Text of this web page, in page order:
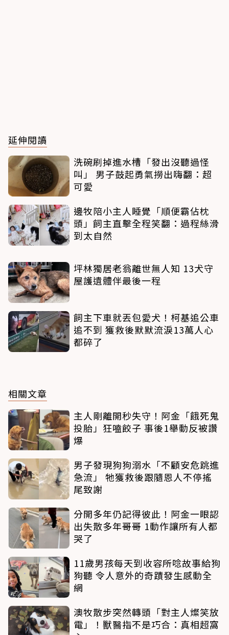
延伸閱讀
洗碗刷掉進水槽「發出沒聽過怪
叫」 男子鼓起勇氣撈出嗨翻：超
可愛
邊牧陪小主人睡覺「順便霸佔枕
頭」飼主直擊全程笑翻：過程絲滑
到太自然
坪林獨居老翁離世無人知 13犬守
屋護遺體伴最後一程
飼主下車就丟包愛犬！柯基追公車
追不到 獲救後默默流淚13萬人心
都碎了
相關文章
主人剛離開秒失守！阿金「餓死鬼
投胎」狂嗑餃子 事後1舉動反被讚
爆
男子發現狗狗溺水「不顧安危跳進
急流」 牠獲救後跟隨恩人不停搖
尾致謝
分開多年仍記得彼此！阿金一眼認
出失散多年哥哥 1動作讓所有人都
哭了
11歲男孩每天到收容所唸故事給狗
狗聽 令人意外的奇蹟發生感動全
網
澳牧散步突然轉頭「對主人燦笑放
電」！獸醫指不是巧合：真相超窩